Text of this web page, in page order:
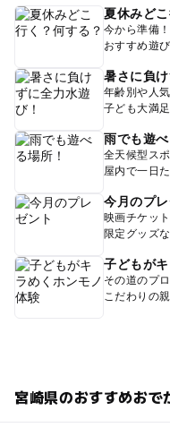
夏休みど
今から準備
おすすめ遊
暑さに負
年齢別や人
子ども大満
雨でも遊べ
全天候型ス
屋内で一日
今月のプ
映画チケッ
限定グッズ
子どもが
その道のプ
こだわりの
宮崎県のおすすめおで